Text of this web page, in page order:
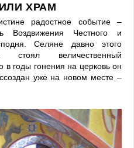
ХРАМ
радостное событие –
Воздвижения Честного и
Селяне давно этого
величественный
в годы гонения на церковь он
уже на новом месте –